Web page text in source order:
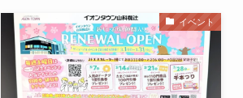
イベント